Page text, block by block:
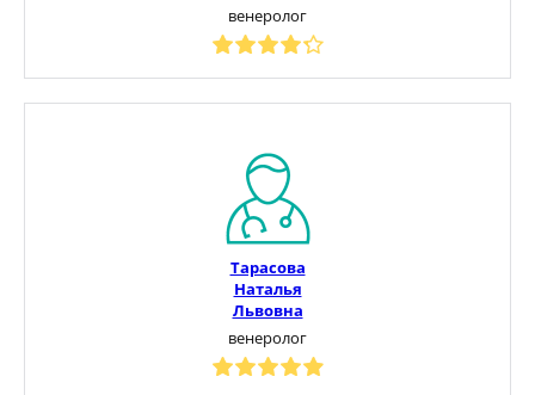
венеролог
Тарасова
Наталья
Львовна
венеролог